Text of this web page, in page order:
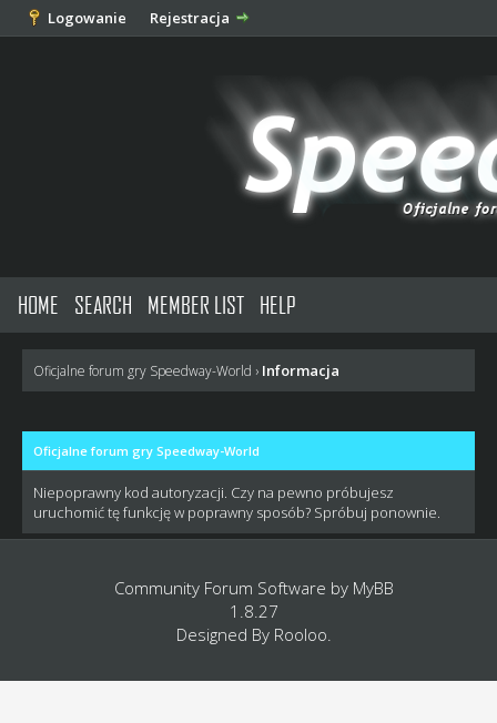
Logowanie Rejestracja
HOME SEARCH MEMBER LIST HELP
Oficjalne forum gry Speedway-World › Informacja
Oficjalne forum gry Speedway-World
Niepoprawny kod autoryzacji. Czy na pewno próbujesz
uruchomić tę funkcję w poprawny sposób? Spróbuj ponownie.
Community Forum Software by MyBB
1.8.27
Designed By Rooloo.